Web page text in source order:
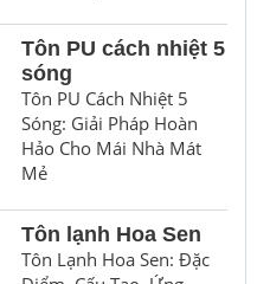
Tôn PU cách nhiệt 5
sóng
Tôn PU Cách Nhiệt 5
Sóng: Giải Pháp Hoàn
Hảo Cho Mái Nhà Mát
Mẻ
Tôn lạnh Hoa Sen
Tôn Lạnh Hoa Sen: Đặc